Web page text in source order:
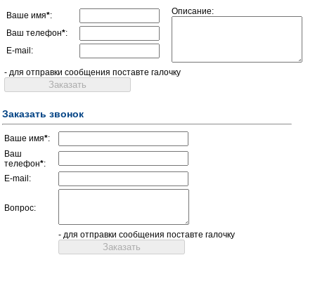
Ваше имя*:
Ваш телефон*:
E-mail:
Описание:
- для отправки сообщения поставте галочку
Заказать звонок
Ваше имя*:
Ваш
телефон*:
E-mail:
Вопрос:
- для отправки сообщения поставте галочку